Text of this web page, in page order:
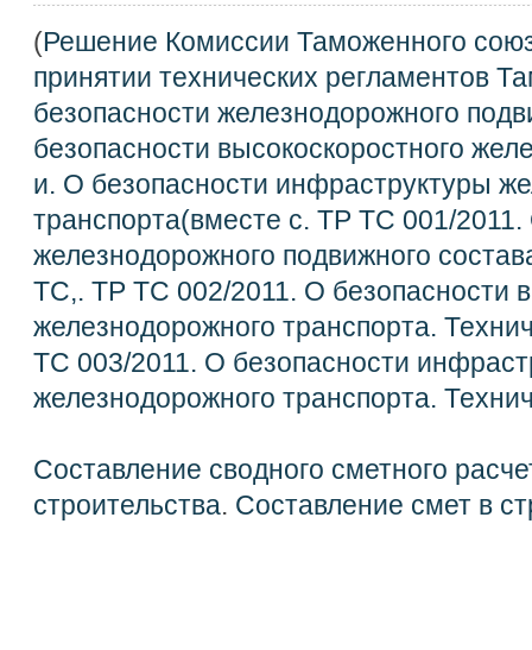
(Решение Комиссии Таможенного
принятии технических регламентов
безопасности железнодорожного
безопасности высокоскоростного
и. О безопасности инфраструктуры
транспорта(вместе с. ТР ТС 001/2011.
железнодорожного подвижного
ТС,. ТР ТС 002/2011. О безопасности
железнодорожного транспорта.
ТС 003/2011. О безопасности
железнодорожного транспорта.
Составление сводного сметного
строительства. Составление смет в